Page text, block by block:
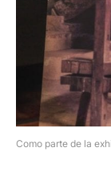
Como parte de la